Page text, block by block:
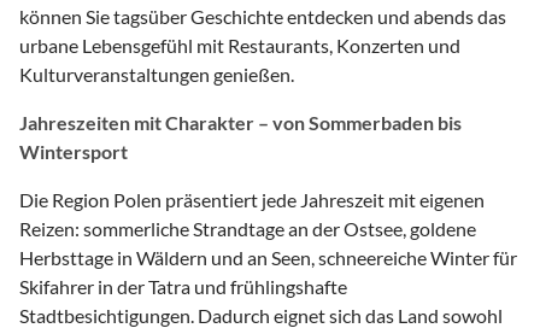
können Sie tagsüber Geschichte entdecken und abends das
urbane Lebensgefühl mit Restaurants, Konzerten und
Kulturveranstaltungen genießen.
Jahreszeiten mit Charakter – von Sommerbaden bis
Wintersport
Die Region Polen präsentiert jede Jahreszeit mit eigenen
Reizen: sommerliche Strandtage an der Ostsee, goldene
Herbsttage in Wäldern und an Seen, schneereiche Winter für
Skifahrer in der Tatra und frühlingshafte
Stadtbesichtigungen. Dadurch eignet sich das Land sowohl